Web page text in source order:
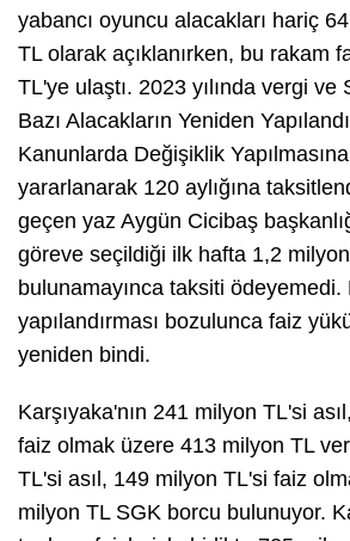
yabancı oyuncu alacakları hariç
TL olarak açıklanırken, bu rakam
TL'ye ulaştı. 2023 yılında vergi ve
Bazı Alacakların Yeniden
Kanunlarda Değişiklik
yararlanarak 120 aylığına
geçen yaz Aygün Cicibaş
göreve seçildiği ilk hafta 1,2
bulunamayınca taksiti ödeyemedi.
yapılandırması bozulunca faiz
yeniden bindi.
Karşıyaka'nın 241 milyon TL'si
faiz olmak üzere 413 milyon TL
TL'si asıl, 149 milyon TL'si faiz
milyon TL SGK borcu bulunuyor.